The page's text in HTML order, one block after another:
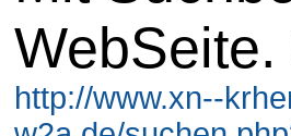
WebSeite.
http://www.xn--